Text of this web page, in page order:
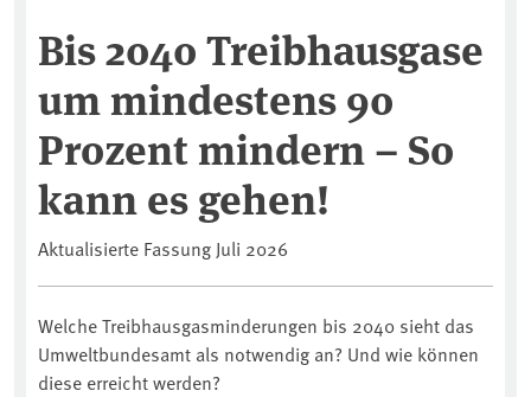
Bis 2040 Treibhausgase
um mindestens 90
Prozent mindern – So
kann es gehen!
Aktualisierte Fassung Juli 2026
Welche Treibhausgasminderungen bis 2040 sieht das
Umweltbundesamt als notwendig an? Und wie können
diese erreicht werden?